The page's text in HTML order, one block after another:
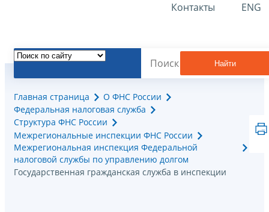
Контакты ENG
Найти
Главная страница
О ФНС России
Федеральная налоговая служба
Структура ФНС России
Межрегиональные инспекции ФНС России
Межрегиональная инспекция Федеральной
налоговой службы по управлению долгом
Государственная гражданская служба в инспекции